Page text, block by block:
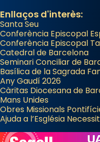
Enllaços d'interès:
Santa Seu
Conferència Episcopal
Conferència Episcopal
Catedral de Barcelona
Seminari Conciliar de
Basílica de la Sagrada
Any Gaudí 2026
Càritas Diocesana de
Mans Unides
Obres Missionals
Ajuda a l’Església